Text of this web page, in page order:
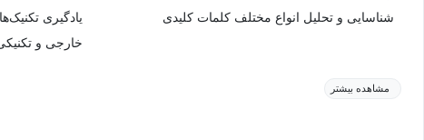
شناسایی و تحلیل انواع مختلف کلمات کلیدی
یادگیری
خارجی و
مشاهده بیشتر